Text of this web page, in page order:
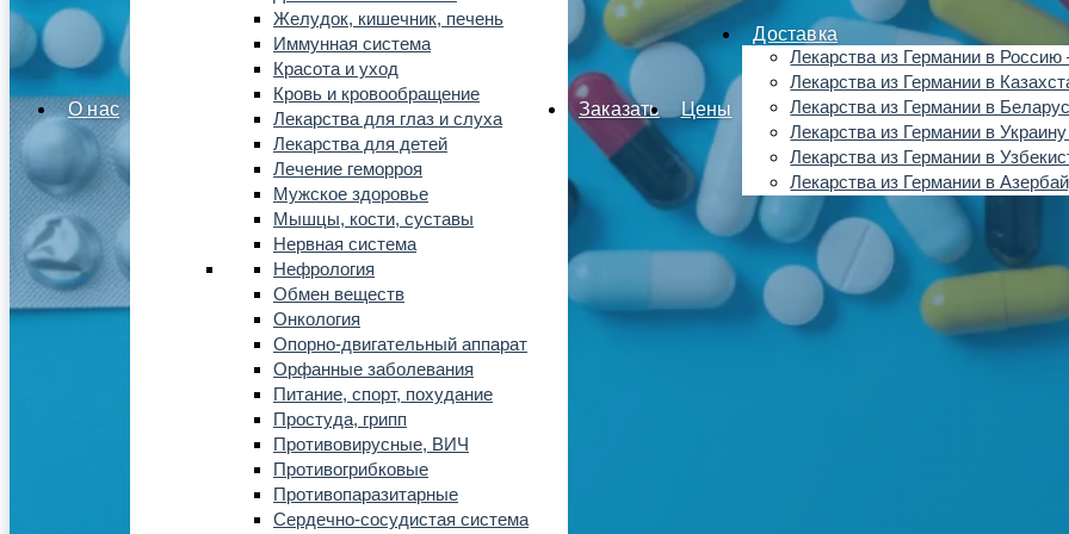
О нас
Желудок, кишечник, печень
Иммунная система
Красота и уход
Кровь и кровообращение
Лекарства для глаз и слуха
Лекарства для детей
Лечение геморроя
Мужское здоровье
Мышцы, кости, суставы
Нервная система
Нефрология
Обмен веществ
Онкология
Опорно-двигательный аппарат
Орфанные заболевания
Питание, спорт, похудание
Простуда, грипп
Противовирусные, ВИЧ
Противогрибковые
Противопаразитарные
Сердечно-сосудистая система
Заказать Цены
Доставка
Лекарства из Германии в
Лекарства из Германии в
Лекарства из Германии в
Лекарства из Германии в
Лекарства из Германии в
Лекарства из Германии в